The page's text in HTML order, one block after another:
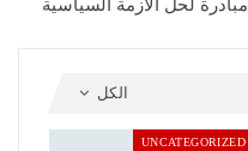
مبادرة لحل الأزمة السياسية
الكل
UNCATEGORIZED